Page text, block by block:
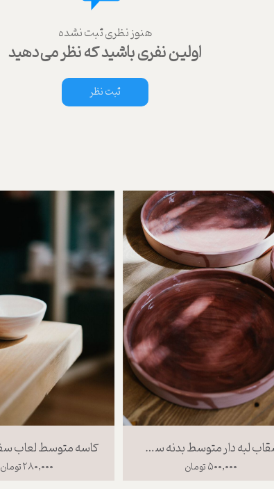
هنوز نظری ثبت نشده
اولین نفری باشید که نظر می‌دهید
ثبت نظر
ماگ دسته دار بدنه سرخ لعاب بی رنگ فنجان اسپرسو بدنه سرخ لعاب بی رنگ